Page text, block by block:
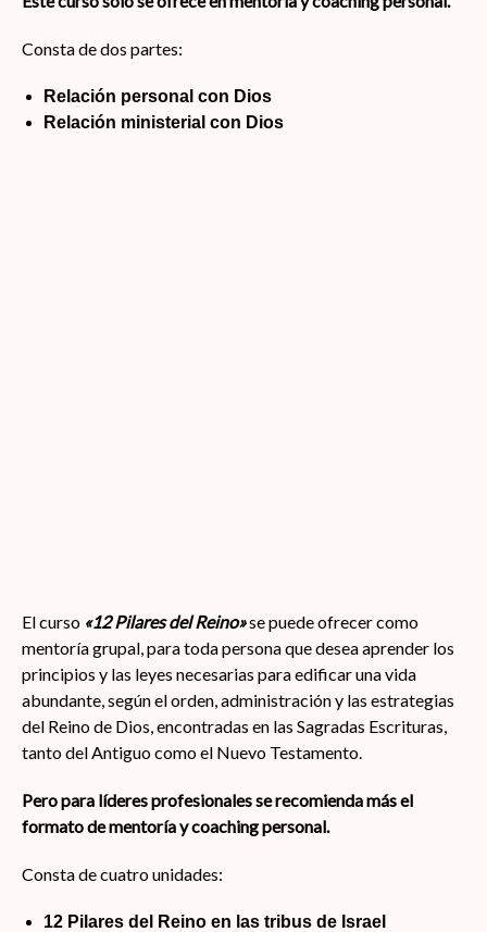
Consta de dos partes:
Relación personal con Dios
Relación ministerial con Dios
El curso «12 Pilares del Reino»se puede ofrecer como
mentoría grupal, para toda persona que desea aprender los
principios y las leyes necesarias para edificar una vida
abundante, según el orden, administración y las estrategias
del Reino de Dios, encontradas en las Sagradas Escrituras,
tanto del Antiguo como el Nuevo Testamento.
Pero para líderes profesionales se recomienda más el
formato de mentoría y coaching personal.
Consta de cuatro unidades:
12 Pilares del Reino en las tribus de Israel